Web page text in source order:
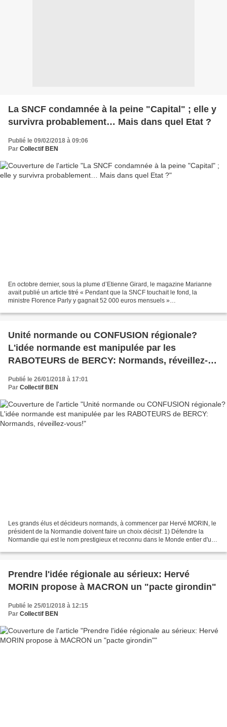
La SNCF condamnée à la peine "Capital" ; elle y
survivra probablement… Mais dans quel Etat ?
Publié le 09/02/2018 à 09:06
Par Collectif BEN
En octobre dernier, sous la plume d’Etienne Girard, le magazine Marianne
avait publié un article titré « Pendant que la SNCF touchait le fond, la
ministre Florence Parly y gagnait 52 000 euros mensuels »
ministre-florence-parly-y-gagnait-52000-euros,...
Unité normande ou CONFUSION régionale?
L'idée normande est manipulée par les
RABOTEURS de BERCY: Normands, réveillez-
vous!
Publié le 26/01/2018 à 17:01
Par Collectif BEN
Les grands élus et décideurs normands, à commencer par Hervé MORIN, le
président de la Normandie doivent faire un choix décisif: 1) Défendre la
Normandie qui est le nom prestigieux et reconnu dans le Monde entier d'un
Prendre l'idée régionale au sérieux: Hervé
MORIN propose à MACRON un "pacte girondin"
Publié le 25/01/2018 à 12:15
Par Collectif BEN